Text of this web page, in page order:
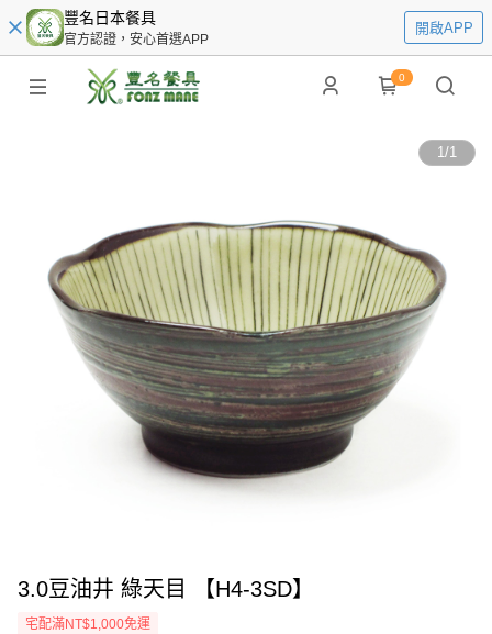
豐名日本餐具
官方認證，安心首選APP
開啟APP
0
1/1
3.0豆油井 綠天目 【H4-3SD】
宅配滿NT$1,000免運